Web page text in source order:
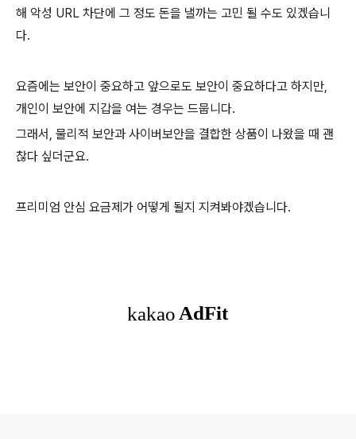
해 악성 URL 차단에 그 정도 돈을 낼까는 고민 될 수도 있겠습니
다.
요즘에는 보안이 중요하고 앞으로도 보안이 중요하다고 하지만,
개인이 보안에 지갑을 여는 경우는 드뭅니다.
그래서, 물리적 보안과 사이버보안을 결합한 상품이 나왔을 때 괜
찮다 싶더군요.
프리미엄 안심 요금제가 어떻게 될지 지켜봐야겠습니다.